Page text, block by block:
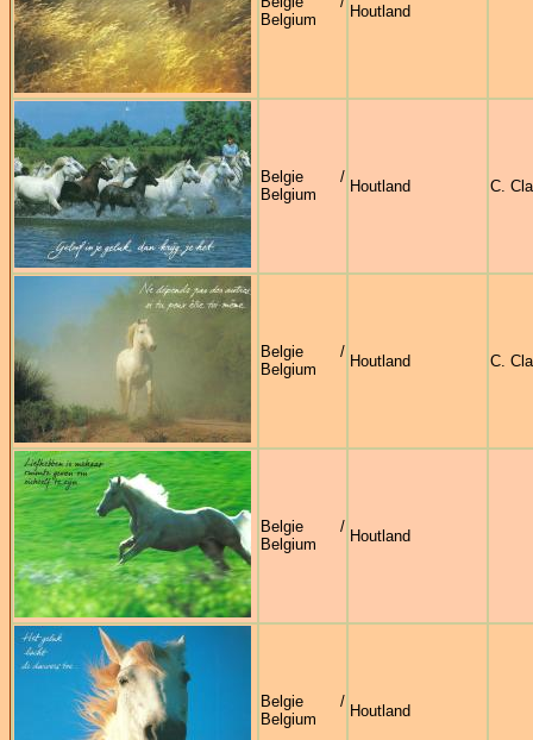
Belgium
Houtland
Belgie /
Belgium
Houtland C.
Belgie /
Belgium
Houtland C.
Belgie /
Belgium
Houtland
Belgie /
Belgium
Houtland